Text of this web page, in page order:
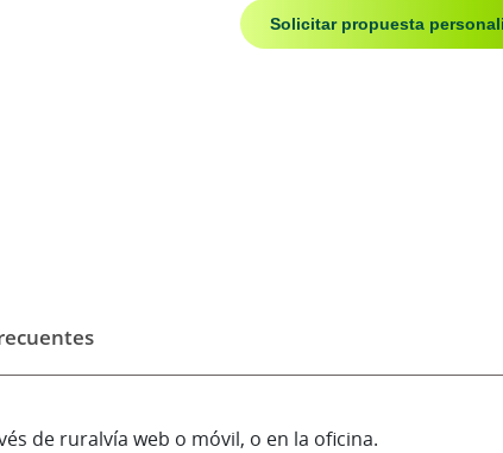
Solicitar propuesta
de ruralvía web o móvil, o en la oficina.